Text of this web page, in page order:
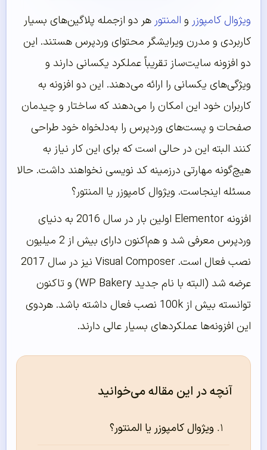
ویژوال کامپوزر و المنتور هر دو ازجمله پلاگین‌های بسیار
کاربردی و مدرن ویرایشگر محتوای وردپرس هستند. این
دو افزونه سایت‌ساز تقریباً عملکرد یکسانی دارند و
ویژگی‌های یکسانی را ارائه می‌دهند. این دو افزونه به
کاربران خود این امکان را می‌دهند که ساختار و چیدمان
صفحات و پست‌های وردپرس را به‌دلخواه خود طراحی
کنند البته این در حالی است که برای این کار نیاز به
هیچ‌گونه مهارتی درزمینه کد نویسی نخواهند داشت. حالا
مسئله اینجاست. ویژوال کامپوزر یا المنتور؟
افزونه Elementor اولین بار در سال 2016 به دنیای
وردپرس معرفی شد و هم‌اکنون دارای بیش از 2 میلیون
نصب فعال است. Visual Composer نیز در سال 2017
عرضه شد (البته با نام جدید WP Bakery) و تاکنون
توانسته بیش از 100k نصب فعال داشته باشد. هردوی
این افزونه‌ها عملکردهای بسیار عالی دارند.
آنچه در این مقاله می‌خوانید
ویژوال کامپوزر یا المنتور؟